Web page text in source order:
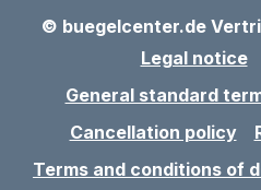
© buegelcenter.de
Legal notice
General standard
Cancellation policy
Terms and conditions of